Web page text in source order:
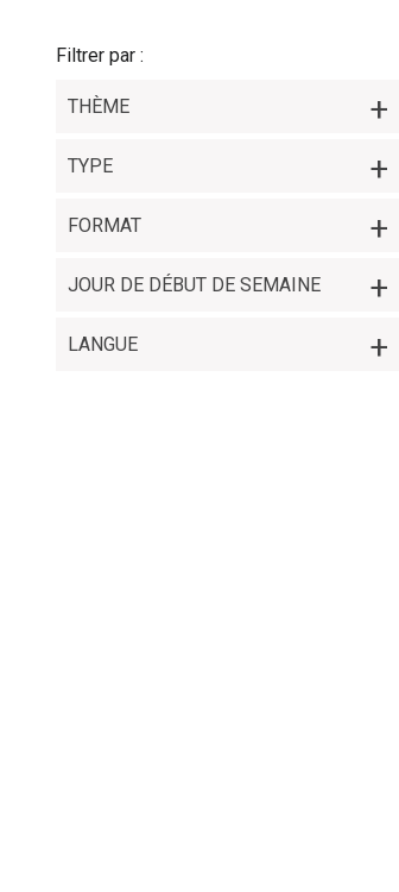
Filtrer par :
THÈME
TYPE
FORMAT
JOUR DE DÉBUT DE SEMAINE
LANGUE